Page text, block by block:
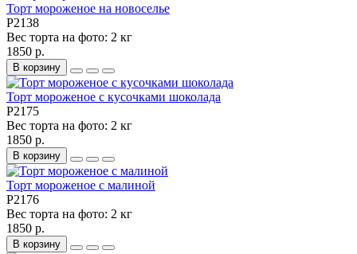
Торт мороженое на новоселье
P2138
Вес торта на фото: 2 кг
1850 р.
В корзину
Торт мороженое с кусочками шоколада
P2175
Вес торта на фото: 2 кг
1850 р.
В корзину
Торт мороженое с малиной
P2176
Вес торта на фото: 2 кг
1850 р.
В корзину